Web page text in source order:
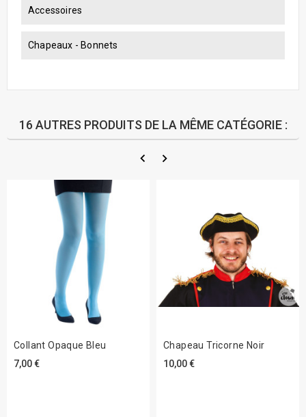
Accessoires
Chapeaux - Bonnets
16 AUTRES PRODUITS DE LA MÊME CATÉGORIE :
Collant Opaque Bleu
7,00 €
Chapeau Tricorne Noir
10,00 €